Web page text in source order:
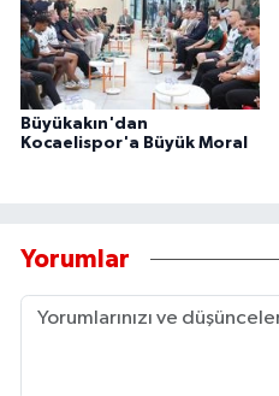
Büyükakın'dan
Kocaelispor'a Büyük Moral
Yorumlar